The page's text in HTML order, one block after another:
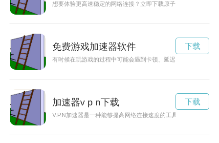
想要体验更高速稳定的网络连接？立即下载原子加速App最新
免费游戏加速器软件
有时候在玩游戏的过程中可能会遇到卡顿、延迟等问题，而免
下载
加速器v p n下载
V.P.N加速器是一种能够提高网络连接速度的工具，可以帮助用
下载